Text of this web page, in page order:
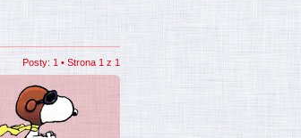
Posty: 1 • Strona 1 z 1